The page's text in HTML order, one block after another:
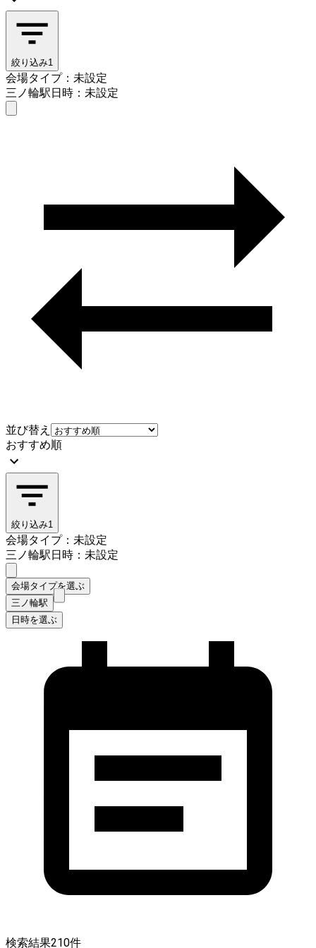
絞り込み1
会場タイプ：未設定
三ノ輪駅日時：未設定
並び替え
おすすめ順
絞り込み1
会場タイプ：未設定
三ノ輪駅日時：未設定
会場タイプを選ぶ
三ノ輪駅
日時を選ぶ
検索結果210件